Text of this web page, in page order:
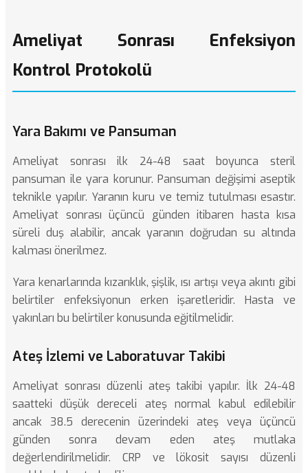
Ameliyat Sonrası Enfeksiyon
Kontrol Protokolü
Yara Bakımı ve Pansuman
Ameliyat sonrası ilk 24-48 saat boyunca steril
pansuman ile yara korunur. Pansuman değişimi aseptik
teknikle yapılır. Yaranın kuru ve temiz tutulması esastır.
Ameliyat sonrası üçüncü günden itibaren hasta kısa
süreli duş alabilir, ancak yaranın doğrudan su altında
kalması önerilmez.
Yara kenarlarında kızarıklık, şişlik, ısı artışı veya akıntı gibi
belirtiler enfeksiyonun erken işaretleridir. Hasta ve
yakınları bu belirtiler konusunda eğitilmelidir.
Ateş İzlemi ve Laboratuvar Takibi
Ameliyat sonrası düzenli ateş takibi yapılır. İlk 24-48
saatteki düşük dereceli ateş normal kabul edilebilir
ancak 38.5 derecenin üzerindeki ateş veya üçüncü
günden sonra devam eden ateş mutlaka
değerlendirilmelidir. CRP ve lökosit sayısı düzenli